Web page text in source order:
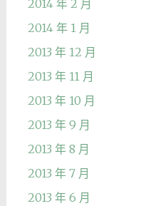
2014 年 2 月
2014 年 1 月
2013 年 12 月
2013 年 11 月
2013 年 10 月
2013 年 9 月
2013 年 8 月
2013 年 7 月
2013 年 6 月